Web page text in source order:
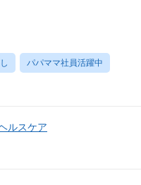
パパママ社員活躍中
ルスケア